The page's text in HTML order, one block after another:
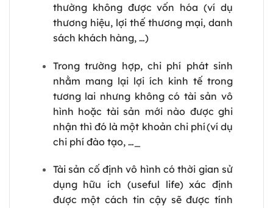
thường không được vốn hóa (ví dụ
thương hiệu, lợi thế thương mại, danh
sách khách hàng, …)
Trong trường hợp, chi phí phát sinh
nhằm mang lại lợi ích kinh tế trong
tương lai nhưng không có tài sản vô
hình hoặc tài sản mới nào được ghi
nhận thì đó là một khoản chi phí (ví dụ
chi phí đào tạo, …_
Tài sản cố định vô hình có thời gian sử
dụng hữu ích (useful life) xác định
được một cách tin cậy sẽ được tính